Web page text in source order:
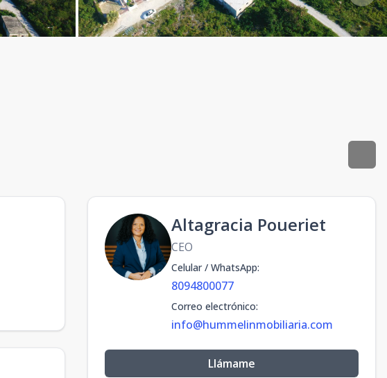
Altagracia Poueriet
CEO
Celular / WhatsApp:
8094800077
Correo electrónico:
info@hummelinmobiliaria.com
Llámame